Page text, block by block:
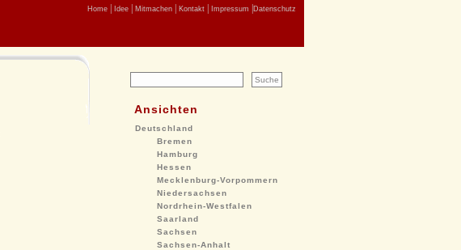
Home Idee Mitmachen Kontakt Impressum Datenschutz
Ansichten
Deutschland
Bremen
Hamburg
Hessen
Mecklenburg-Vorpommern
Niedersachsen
Nordrhein-Westfalen
Saarland
Sachsen
Sachsen-Anhalt